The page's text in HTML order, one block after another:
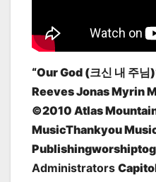
“Our God (크신 내 주
Reeves Jonas Myrin
©2010 Atlas
MusicThankyou
Administrators